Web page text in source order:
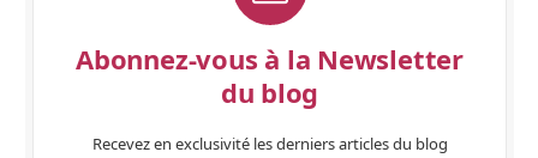
Abonnez-vous à la Newsletter
du blog
Recevez en exclusivité les derniers articles du blog